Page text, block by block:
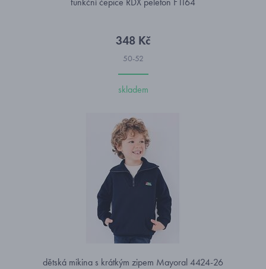
348 Kč
50-52
skladem
dětská mikina s krátkým zipem Mayoral 4424-26